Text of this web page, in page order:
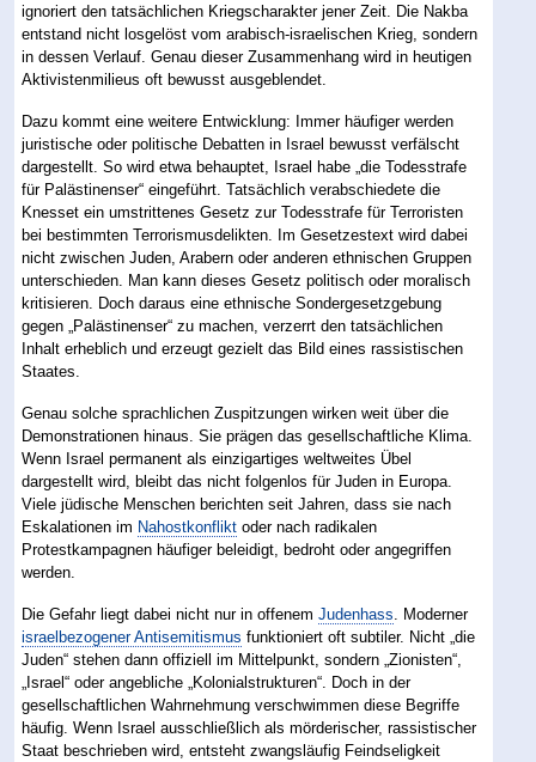
ignoriert den tatsächlichen Kriegscharakter jener Zeit. Die Nakba
entstand nicht losgelöst vom arabisch-israelischen Krieg, sondern
in dessen Verlauf. Genau dieser Zusammenhang wird in heutigen
Aktivistenmilieus oft bewusst ausgeblendet.
Dazu kommt eine weitere Entwicklung: Immer häufiger werden
juristische oder politische Debatten in Israel bewusst verfälscht
dargestellt. So wird etwa behauptet, Israel habe „die Todesstrafe
für Palästinenser“ eingeführt. Tatsächlich verabschiedete die
Knesset ein umstrittenes Gesetz zur Todesstrafe für Terroristen
bei bestimmten Terrorismusdelikten. Im Gesetzestext wird dabei
nicht zwischen Juden, Arabern oder anderen ethnischen Gruppen
unterschieden. Man kann dieses Gesetz politisch oder moralisch
kritisieren. Doch daraus eine ethnische Sondergesetzgebung
gegen „Palästinenser“ zu machen, verzerrt den tatsächlichen
Inhalt erheblich und erzeugt gezielt das Bild eines rassistischen
Staates.
Genau solche sprachlichen Zuspitzungen wirken weit über die
Demonstrationen hinaus. Sie prägen das gesellschaftliche Klima.
Wenn Israel permanent als einzigartiges weltweites Übel
dargestellt wird, bleibt das nicht folgenlos für Juden in Europa.
Viele jüdische Menschen berichten seit Jahren, dass sie nach
Eskalationen im Nahostkonflikt oder nach radikalen
Protestkampagnen häufiger beleidigt, bedroht oder angegriffen
werden.
Die Gefahr liegt dabei nicht nur in offenemJudenhass . Moderner
israelbezogener Antisemitismus funktioniert oft subtiler. Nicht „die
Juden“ stehen dann offiziell im Mittelpunkt, sondern „Zionisten“,
„Israel“ oder angebliche „Kolonialstrukturen“. Doch in der
gesellschaftlichen Wahrnehmung verschwimmen diese Begriffe
häufig. Wenn Israel ausschließlich als mörderischer, rassistischer
Staat beschrieben wird, entsteht zwangsläufig Feindseligkeit